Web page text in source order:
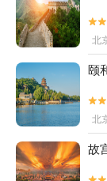
北
颐
北
故